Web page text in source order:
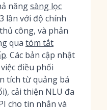
năngsàng lọc
lần với độ chính
công, và phản
qua tóm tắt
. Các bản cập nhật
điều phối
tích từ quảng bá
cải thiện NLU đa
cho tin nhắn và